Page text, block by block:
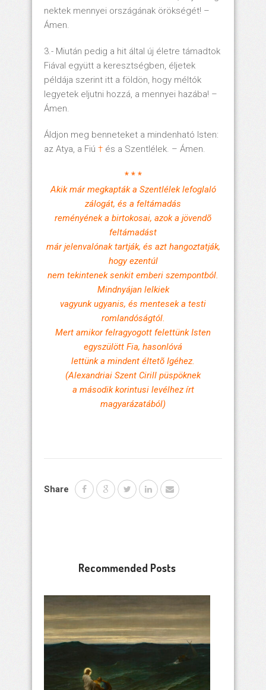
nektek mennyei országának örökségét! –
Ámen.
3.- Miután pedig a hit által új életre támadtok
Fiával együtt a keresztségben, éljetek
példája szerint itt a földön, hogy méltók
legyetek eljutni hozzá, a mennyei hazába! –
Ámen.
Áldjon meg benneteket a mindenható Isten:
az Atya, a Fiú † és a Szentlélek. – Ámen.
* * *
Akik már megkapták a Szentlélek lefoglaló
zálogát, és a feltámadás
reményének a birtokosai, azok a jövendõ
feltámadást
már jelenvalónak tartják, és azt hangoztatják,
hogy ezentúl
nem tekintenek senkit emberi szempontból.
Mindnyájan lelkiek
vagyunk ugyanis, és mentesek a testi
romlandóságtól.
Mert amikor felragyogott felettünk Isten
egyszülött Fia, hasonlóvá
lettünk a mindent éltetõ Igéhez.
(Alexandriai Szent Cirill püspöknek
a második korintusi levélhez írt
magyarázatából)
Share
Recommended Posts